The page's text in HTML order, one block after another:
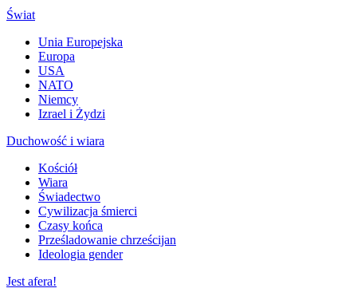
Świat
Unia Europejska
Europa
USA
NATO
Niemcy
Izrael i Żydzi
Duchowość i wiara
Kościół
Wiara
Świadectwo
Cywilizacja śmierci
Czasy końca
Prześladowanie chrześcijan
Ideologia gender
Jest afera!